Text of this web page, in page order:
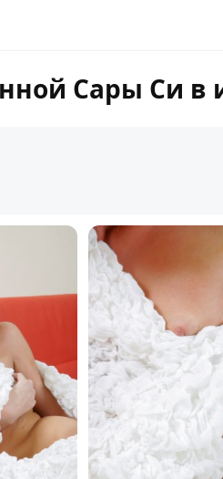
Сары Си в